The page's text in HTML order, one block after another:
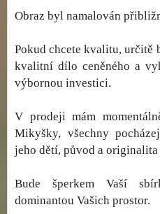
Obraz byl namalován
Pokud chcete kvalitu, určitě
kvalitní dílo ceněného a
výbornou investici.
V prodeji mám
Mikyšky, všechny
jeho dětí, původ a originalita
Bude šperkem Vaší
dominantou Vašich prostor.